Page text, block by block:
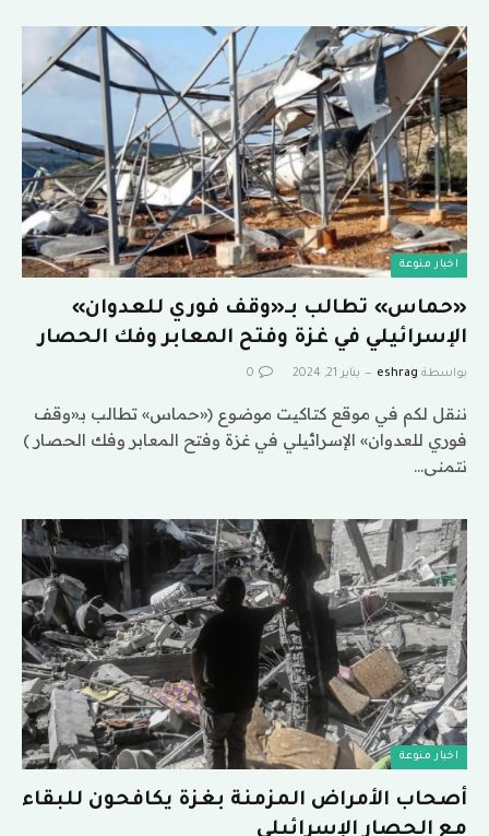
اخبار منوعة
«حماس» تطالب بـ«وقف فوري للعدوان»
الإسرائيلي في غزة وفتح المعابر وفك الحصار
بواسطة eshrag يناير 21, 2024 0
ننقل لكم في موقع كتاكيت موضوع («حماس» تطالب بـ«وقف
فوري للعدوان» الإسرائيلي في غزة وفتح المعابر وفك الحصار )
نتمنى…
اخبار منوعة
أصحاب الأمراض المزمنة بغزة يكافحون للبقاء
مع الحصار الإسرائيلي